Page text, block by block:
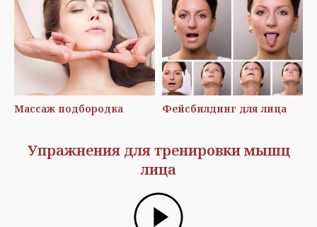
Массаж подбородка Фейсбилдинг для лица
Упражнения для тренировки мышц
лица